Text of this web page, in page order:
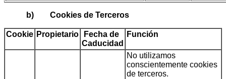
b) Cookies de Terceros
Cookie Propietario
Fecha de
Caducidad
Función
No utilizamos
conscientemente cookies
de terceros.